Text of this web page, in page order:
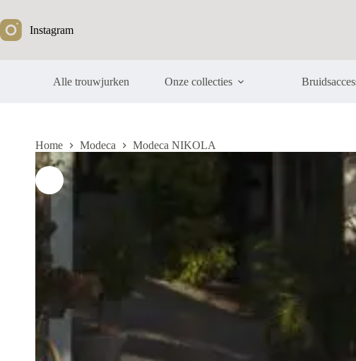
naar
de
inhoud
Instagram
Alle trouwjurken Onze collecties
Home Modeca Modeca NIKOLA